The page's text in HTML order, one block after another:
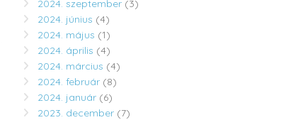
2024. szeptember(3)
2024. június (4)
2024. május (1)
2024. április (4)
2024. március (4)
2024. február(8)
2024. január(6)
2023. december(7)